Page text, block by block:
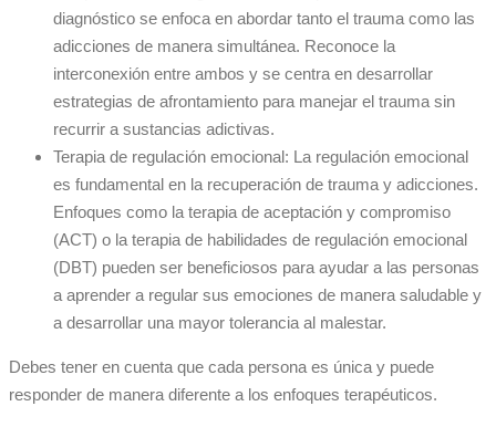
diagnóstico se enfoca en abordar tanto el trauma como las
adicciones de manera simultánea. Reconoce la
interconexión entre ambos y se centra en desarrollar
estrategias de afrontamiento para manejar el trauma sin
recurrir a sustancias adictivas.
Terapia de regulación emocional: La regulación emocional
es fundamental en la recuperación de trauma y adicciones.
Enfoques como la terapia de aceptación y compromiso
(ACT) o la terapia de habilidades de regulación emocional
(DBT) pueden ser beneficiosos para ayudar a las personas
a aprender a regular sus emociones de manera saludable y
a desarrollar una mayor tolerancia al malestar.
Debes tener en cuenta que cada persona es única y puede
responder de manera diferente a los enfoques terapéuticos.